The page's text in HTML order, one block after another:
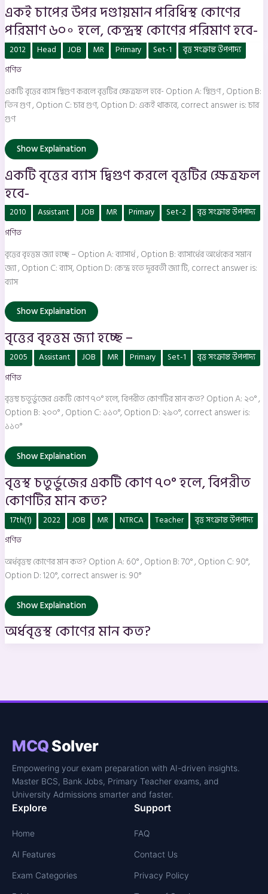
একই চাপের উপর দণ্ডায়মান পরিধিস্থ কোণের
পরিমাণ ৬০∘ হলে, কেন্দ্রস্থ কোণের পরিমাণ হবে-
2012 Head JOB MR Primary Set-1
বৃত্ত সংক্রান্ত উপপাদ্য
গণিত
একটি বৃত্তের ব্যাস দ্বিগুণ করলে বৃত্তটির ক্ষেত্রফল হবে- Option A: দ্বিগুণ , Option B:
তিন গুণ , Option C: চার গুণ, Option D: একই থাকবে, correct answer is: চার
গুণ
একটি
বৃত্তের
ব্যাস
দ্বিগুণ
বৃত্তটির
ক্ষেত্রফল
হবে-
Show Explaination
একটি বৃত্তের ব্যাস দ্বিগুণ করলে বৃত্তটির ক্ষেত্রফল
হবে-
2010 Assistant JOB MR Primary Set-2
বৃত্ত সংক্রান্ত উপপাদ্য
গণিত
বৃত্তের বৃহত্তম জ্যা হচ্ছে – Option A: ব্যাসার্ধ , Option B: ব্যাসার্ধের অর্ধেকের সমান
জ্যা , Option C: ব্যাস, Option D: কেন্দ্র হতে দূরবর্তী জ্যা টি, correct answer is:
ব্যাস
বৃত্তের
বৃহত্তম
জ্যা
হচ্ছে
Show Explaination
বৃত্তের বৃহত্তম জ্যা হচ্ছে –
2005 Assistant JOB MR Primary Set-1
বৃত্ত সংক্রান্ত উপপাদ্য
গণিত
বৃত্তস্থ চতুর্ভুজের একটি কোণ ৭০° হলে, বিপরীত কোণটির মান কত? Option A: ২০° ,
Option B: ২০০° , Option C: ১১০°, Option D: ২৯০°, correct answer is:
১১০°
বৃত্তস্থ
চতুর্ভুজের
একটি
কোণ
হলে,
বিপরীত
কোণটির
মান
কত?
Show Explaination
বৃত্তস্থ চতুর্ভুজের একটি কোণ ৭০° হলে, বিপরীত
কোণটির মান কত?
17th(1) 2022 JOB MR NTRCA Teacher
বৃত্ত সংক্রান্ত উপপাদ্য
গণিত
অর্ধবৃত্তস্থ কোণের মান কত? Option A: 60° , Option B: 70° , Option C: 90°,
Option D: 120°, correct answer is: 90°
অর্ধবৃত্তস্থ
কোণের
মান
কত?
Show Explaination
অর্ধবৃত্তস্থ কোণের মান কত?
MCQSolver
Empowering your exam preparation with AI-driven insights.
Master BCS, Bank Jobs, Primary Teacher exams, and
University Admissions smarter and faster.
Explore
Home
AI Features
Exam Categories
Support
FAQ
Contact Us
Privacy Policy